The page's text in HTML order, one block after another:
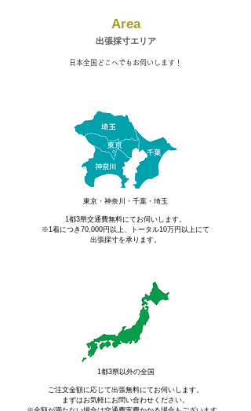
Area
出張採寸エリア
日本全国どこへでもお伺いします！
東京・神奈川・千葉・埼玉
1都3県交通費無料にてお伺いします。
​※1着につき70,000円以上、トータル10万円以上にて
​出張採寸を承ります。
1都3県以外の全国
ご注文金額に応じて出張無料にてお伺いします。
​まずはお気軽にお問い合わせください。